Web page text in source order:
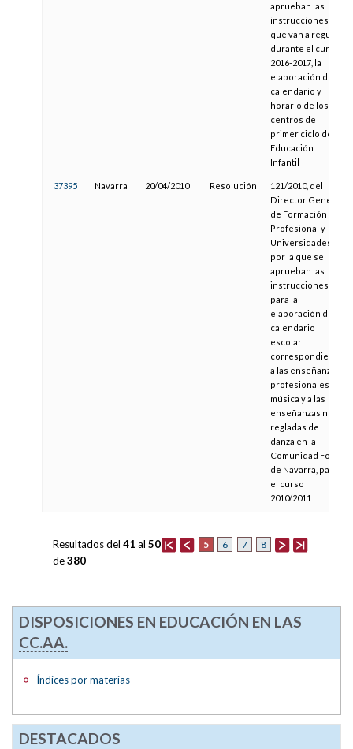
aprueban las
instrucciones
que van a regular,
durante el curso
2016-2017, la
elaboración del
calendario y
horario de los
centros de
primer ciclo de
Educación
Infantil
37395 Navarra 20/04/2010 Resolución
121/2010, del
Director General
de Formación
Profesional y
Universidades,
por la que se
aprueban las
instrucciones
para la
elaboración del
calendario
escolar
correspondiente
a las enseñanzas
profesionales de
música y a las
enseñanzas no
regladas de
danza en la
Comunidad Foral
de Navarra, para
el curso
2010/2011
5 6 7 8
Resultados del 41 al 50
de380
DISPOSICIONES EN EDUCACIÓN EN LAS
CC.AA.
Índices por materias
DESTACADOS